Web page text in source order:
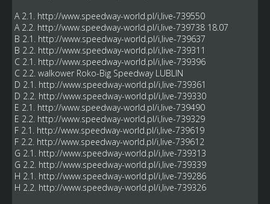
A 2.1. http://www.speedway-world.pl/i,live-739550
A 2.2. http://www.speedway-world.pl/i,live-73973818.07
B 2.1. http://www.speedway-world.pl/i,live-739637
B 2.2. http://www.speedway-world.pl/i,live-739311
C 2.1. http://www.speedway-world.pl/i,live-739396
C 2.2. walkower Roko-Big Speedway LUBLIN
D 2.1. http://www.speedway-world.pl/i,live-739361
D 2.2. http://www.speedway-world.pl/i,live-739330
E 2.1. http://www.speedway-world.pl/i,live-739490
E 2.2. http://www.speedway-world.pl/i,live-739329
F 2.1. http://www.speedway-world.pl/i,live-739619
F 2.2. http://www.speedway-world.pl/i,live-739612
G 2.1. http://www.speedway-world.pl/i,live-739313
G 2.2. http://www.speedway-world.pl/i,live-739339
H 2.1. http://www.speedway-world.pl/i,live-739286
H 2.2. http://www.speedway-world.pl/i,live-739326